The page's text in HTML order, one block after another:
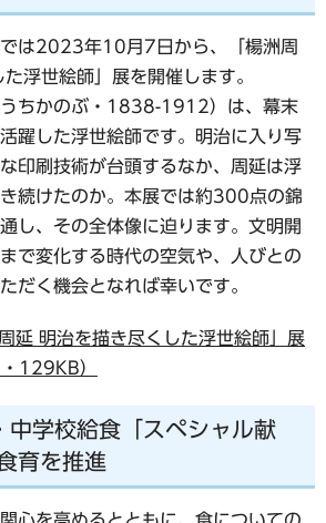
は2023年10月7日から、「楊洲周
浮世絵師」展を開催します。
うちかのぶ・1838-1912）は、幕末
躍した浮世絵師です。明治に入り写
印刷技術が台頭するなか、周延は浮
続けたのか。本展では約300点の錦
し、その全体像に迫ります。文明開
で変化する時代の空気や、人びとの
だく機会となれば幸いです。
延 明治を描き尽くした浮世絵師」展
129KB）
中学校給食「スペシャル献
育を推進
心を高めるとともに、食についての